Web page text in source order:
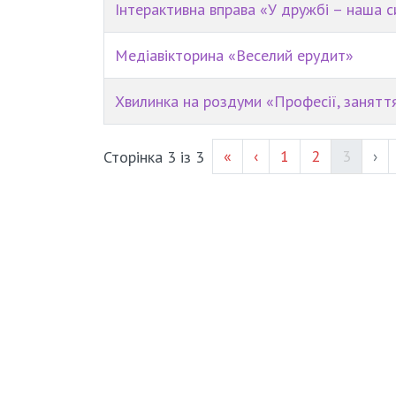
Інтерактивна вправа «У дружбі – наша
Медіавікторина «Веселий ерудит»
Хвилинка на роздуми «Професії,
Сторінка 3 із 3 « ‹ Page #
1 Page #
2 (current)
3 ›